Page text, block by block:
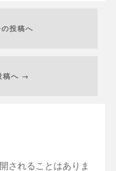
投稿へ
稿へ →
されることはありま